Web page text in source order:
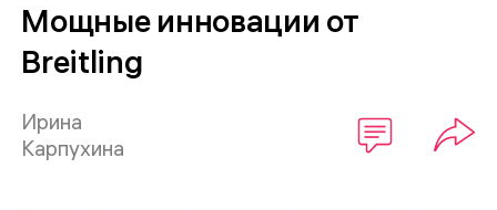
Мощные инновации от
Breitling
Ирина
Карпухина